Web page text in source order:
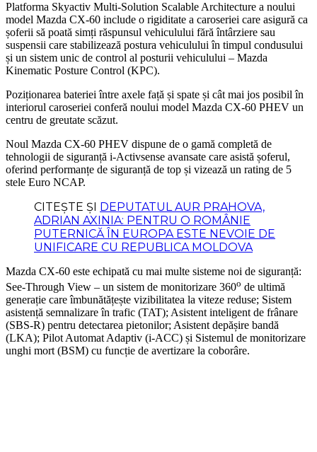
Platforma Skyactiv Multi-Solution Scalable Architecture a noului
model Mazda CX-60 include o rigiditate a caroseriei care asigură ca
șoferii să poată simți răspunsul vehiculului fără întârziere sau
suspensii care stabilizează postura vehiculului în timpul condusului
și un sistem unic de control al posturii vehiculului – Mazda
Kinematic Posture Control (KPC).
Poziționarea bateriei între axele față și spate și cât mai jos posibil în
interiorul caroseriei conferă noului model Mazda CX-60 PHEV un
centru de greutate scăzut.
Noul Mazda CX-60 PHEV dispune de o gamă completă de
tehnologii de siguranță i-Activsense avansate care asistă șoferul,
oferind performanțe de siguranță de top și vizează un rating de 5
stele Euro NCAP.
CITEȘTE ȘI DEPUTATUL AUR PRAHOVA,
ADRIAN AXINIA: PENTRU O ROMÂNIE
PUTERNICĂ ÎN EUROPA ESTE NEVOIE DE
UNIFICARE CU REPUBLICA MOLDOVA
Mazda CX-60 este echipată cu mai multe sisteme noi de siguranță:
See-Through View – un sistem de monitorizare 360o de ultimă
generație care îmbunătățește vizibilitatea la viteze reduse; Sistem
asistență semnalizare în trafic (TAT); Asistent inteligent de frânare
(SBS-R) pentru detectarea pietonilor; Asistent depășire bandă
(LKA); Pilot Automat Adaptiv (i-ACC) și Sistemul de monitorizare
unghi mort (BSM) cu funcție de avertizare la coborâre.